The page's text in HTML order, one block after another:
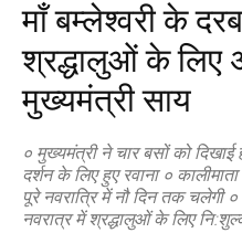
माँ बम्लेश्वरी के
श्रद्धालुओं के
मुख्यमंत्री साय
० मुख्यमंत्री ने चार बसों को दिखाई
दर्शन के लिए हुए रवाना ०
पूरे नवरात्रि में नौ दिन तक चलेगी
नवरात्र में श्रद्धालुओं के लिए